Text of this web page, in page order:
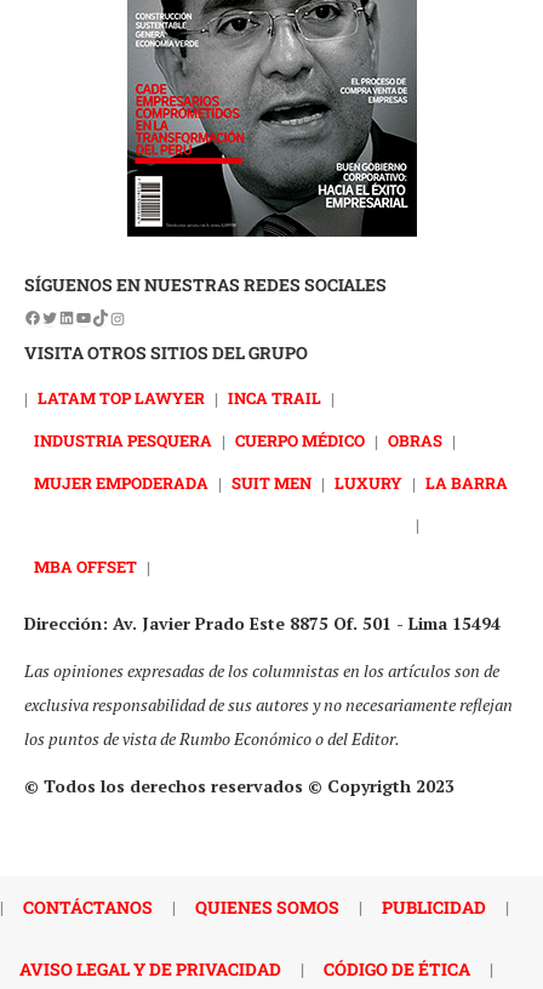
SÍGUENOS EN NUESTRAS REDES SOCIALES
VISITA OTROS SITIOS DEL GRUPO
| LATAM TOP LAWYER | INCA TRAIL |
INDUSTRIA PESQUERA | CUERPO MÉDICO | OBRAS |
MUJER EMPODERADA | SUIT MEN | LUXURY | LA BARRA
|
MBA OFFSET |
Dirección: Av. Javier Prado Este 8875 Of. 501 - Lima 15494
Las opiniones expresadas de los columnistas en los artículos son de
exclusiva responsabilidad de sus autores y no necesariamente reflejan
los puntos de vista de Rumbo Económico o del Editor.
© Todos los derechos reservados © Copyrigth 2023
| CONTÁCTANOS | QUIENES SOMOS | PUBLICIDAD |
AVISO LEGAL Y DE PRIVACIDAD | CÓDIGO DE ÉTICA |